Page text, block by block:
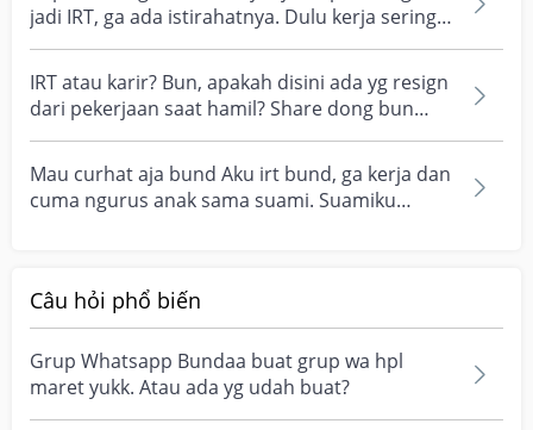
jadi IRT, ga ada istirahatnya. Dulu kerja sering
lembu...
IRT atau karir? Bun, apakah disini ada yg resign
dari pekerjaan saat hamil? Share dong bun
Enak jd I...
Mau curhat aja bund Aku irt bund, ga kerja dan
cuma ngurus anak sama suami. Suamiku
Câu hỏi phổ biến
Grup Whatsapp Bundaa buat grup wa hpl
maret yukk. Atau ada yg udah buat?